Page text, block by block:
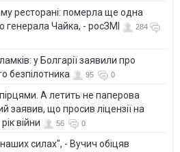
ресторані: померла ще одна
генерала Чайка, - росЗМІ
284
у Болгарії заявили про
безпілотника
95 0
А летить не паперова
заявив, що просив ліцензії на
війни
56 0
силах", - Вучич обіцяв